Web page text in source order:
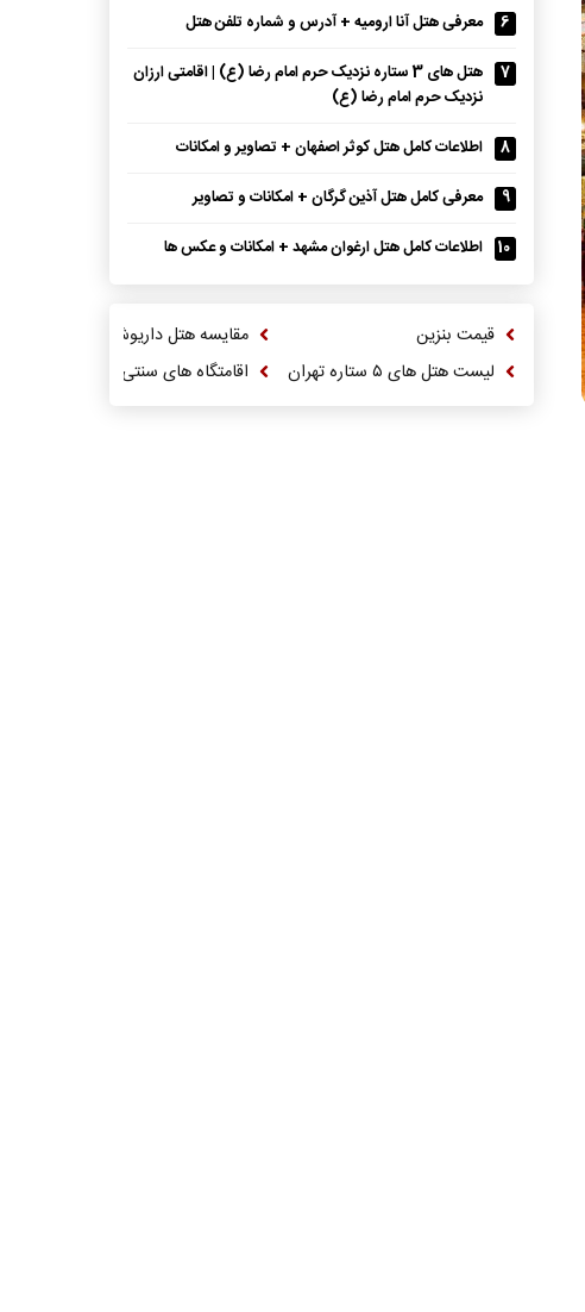
6
معرفی هتل آنا ارومیه + آدرس و شماره تلفن هتل
7
هتل های 3 ستاره نزدیک حرم امام رضا (ع) | اقامتی ارزان
نزدیک حرم امام رضا (ع)
8
اطلاعات کامل هتل کوثر اصفهان + تصاویر و امکانات
9
معرفی کامل هتل آذین گرگان + امکانات و تصاویر
10
اطلاعات کامل هتل ارغوان مشهد + امکانات و عکس ها
قیمت بنزین
لیست هتل های ۵ ستاره تهران
مقایسه هتل داریوش و ترنج کیش
اقامتگاه های سنتی شهر کاشان